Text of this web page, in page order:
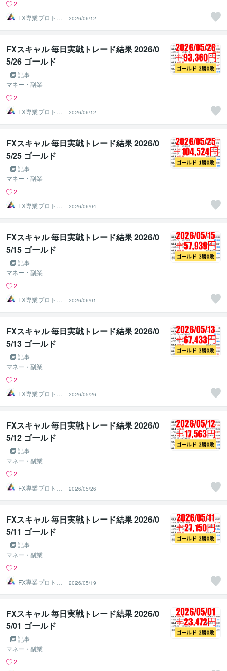
2
FX専業プロトレ
ーダーのAチーム
2026/06/12
FXスキャル 毎日実戦トレード結果 2026/0
5/26 ゴールド
記事
マネー・副業
2
FX専業プロトレ
ーダーのAチーム
2026/06/12
FXスキャル 毎日実戦トレード結果 2026/0
5/25 ゴールド
記事
マネー・副業
2
FX専業プロトレ
ーダーのAチーム
2026/06/04
FXスキャル 毎日実戦トレード結果 2026/0
5/15 ゴールド
記事
マネー・副業
2
FX専業プロトレ
ーダーのAチーム
2026/06/01
FXスキャル 毎日実戦トレード結果 2026/0
5/13 ゴールド
記事
マネー・副業
2
FX専業プロトレ
ーダーのAチーム
2026/05/26
FXスキャル 毎日実戦トレード結果 2026/0
5/12 ゴールド
記事
マネー・副業
2
FX専業プロトレ
ーダーのAチーム
2026/05/26
FXスキャル 毎日実戦トレード結果 2026/0
5/11 ゴールド
記事
マネー・副業
2
FX専業プロトレ
ーダーのAチーム
2026/05/19
FXスキャル 毎日実戦トレード結果 2026/0
5/01 ゴールド
記事
マネー・副業
2